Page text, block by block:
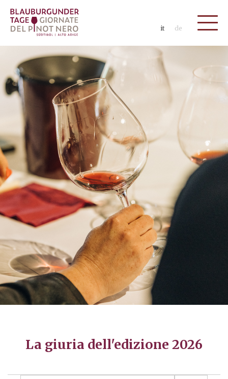
it de
La giuria dell'edizione 2026